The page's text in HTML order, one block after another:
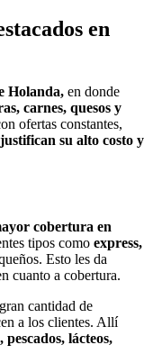
en
Holanda, en donde
carnes, quesos y
ofertas constantes,
su alto costo y
cobertura en
tipos como express,
Esto les da
cuanto a cobertura.
cantidad de
a los clientes. Allí
lácteos,